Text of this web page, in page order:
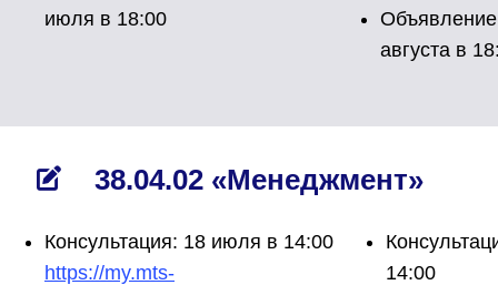
июля в 18:00
Объявление
августа в
38.04.02 «Менеджмент»
Консультация: 18 июля в 14:00
https://my.mts-
14:00